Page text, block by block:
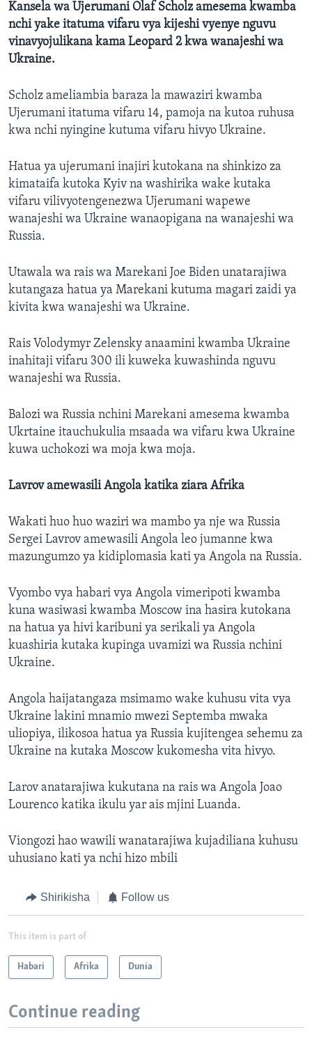
Kansela wa Ujerumani Olaf Scholz amesema kwamba
nchi yake itatuma vifaru vya kijeshi vyenye nguvu
vinavyojulikana kama Leopard 2 kwa wanajeshi wa
Ukraine.
Scholz ameliambia baraza la mawaziri kwamba
Ujerumani itatuma vifaru 14, pamoja na kutoa ruhusa
kwa nchi nyingine kutuma vifaru hivyo Ukraine.
Hatua ya ujerumani inajiri kutokana na shinkizo za
kimataifa kutoka Kyiv na washirika wake kutaka
vifaru vilivyotengenezwa Ujerumani wapewe
wanajeshi wa Ukraine wanaopigana na wanajeshi wa
Russia.
Utawala wa rais wa Marekani Joe Biden unatarajiwa
kutangaza hatua ya Marekani kutuma magari zaidi ya
kivita kwa wanajeshi wa Ukraine.
Rais Volodymyr Zelensky anaamini kwamba Ukraine
inahitaji vifaru 300 ili kuweka kuwashinda nguvu
wanajeshi wa Russia.
Balozi wa Russia nchini Marekani amesema kwamba
Ukrtaine itauchukulia msaada wa vifaru kwa Ukraine
kuwa uchokozi wa moja kwa moja.
Lavrov amewasili Angola katika ziara Afrika
Wakati huo huo waziri wa mambo ya nje wa Russia
Sergei Lavrov amewasili Angola leo jumanne kwa
mazungumzo ya kidiplomasia kati ya Angola na Russia.
Vyombo vya habari vya Angola vimeripoti kwamba
kuna wasiwasi kwamba Moscow ina hasira kutokana
na hatua ya hivi karibuni ya serikali ya Angola
kuashiria kutaka kupinga uvamizi wa Russia nchini
Ukraine.
Angola haijatangaza msimamo wake kuhusu vita vya
Ukraine lakini mnamio mwezi Septemba mwaka
uliopiya, ilikosoa hatua ya Russia kujitengea sehemu za
Ukraine na kutaka Moscow kukomesha vita hivyo.
Larov anatarajiwa kukutana na rais wa Angola Joao
Lourenco katika ikulu yar ais mjini Luanda.
Viongozi hao wawili wanatarajiwa kujadiliana kuhusu
uhusiano kati ya nchi hizo mbili
Shirikisha Follow us
This item is part of
Habari Afrika Dunia
Continue reading